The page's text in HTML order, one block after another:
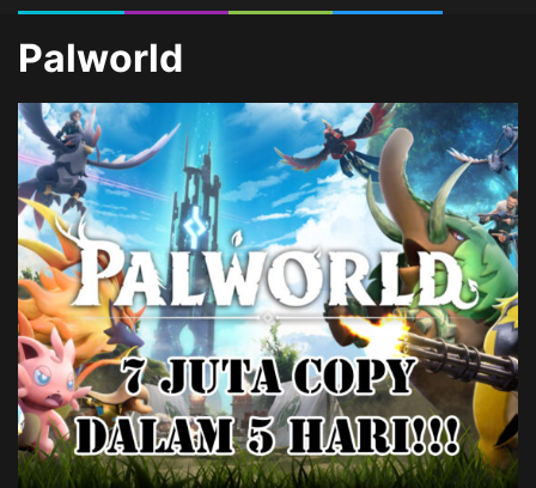
Palworld